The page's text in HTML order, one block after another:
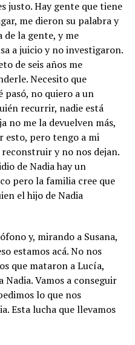
justo. Hay gente que tiene
me dieron su palabra y
la gente, y me
a juicio y no investigaron.
de seis años me
Necesito que
pasó, no quiero a un
recurrir, nadie está
no me la devuelven más,
esto, pero tengo a mi
y no nos dejan.
de Nadia hay un
pero la familia cree que
el hijo de Nadia
y, mirando a Susana,
estamos acá. No nos
que mataron a Lucía,
Nadia. Vamos a conseguir
lo que nos
Esta lucha que llevamos